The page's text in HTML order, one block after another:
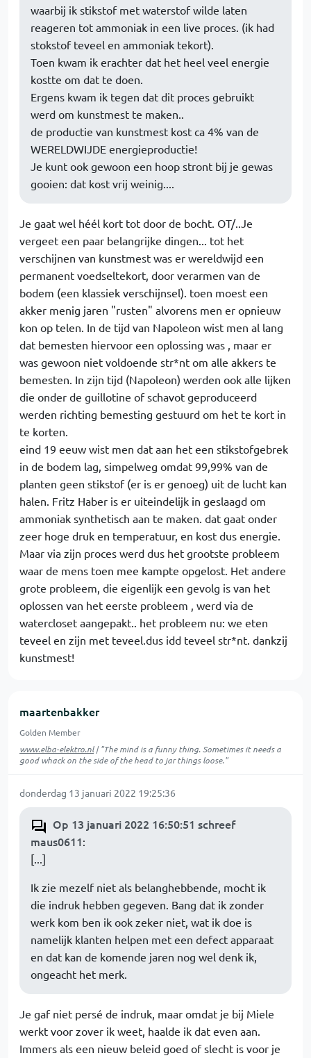
waarbij ik stikstof met waterstof wilde laten
reageren tot ammoniak in een live proces. (ik had
stokstof teveel en ammoniak tekort).
Toen kwam ik erachter dat het heel veel energie
kostte om dat te doen.
Ergens kwam ik tegen dat dit proces gebruikt
werd om kunstmest te maken..
de productie van kunstmest kost ca 4% van de
WERELDWIJDE energieproductie!
Je kunt ook gewoon een hoop stront bij je gewas
gooien: dat kost vrij weinig....
Je gaat wel héél kort tot door de bocht. OT/..Je
vergeet een paar belangrijke dingen... tot het
verschijnen van kunstmest was er wereldwijd een
permanent voedseltekort, door verarmen van de
bodem (een klassiek verschijnsel). toen moest een
akker menig jaren "rusten" alvorens men er opnieuw
kon op telen. In de tijd van Napoleon wist men al lang
dat bemesten hiervoor een oplossing was , maar er
was gewoon niet voldoende str*nt om alle akkers te
bemesten. In zijn tijd (Napoleon) werden ook alle lijken
die onder de guillotine of schavot geproduceerd
werden richting bemesting gestuurd om het te kort in
te korten.
eind 19 eeuw wist men dat aan het een stikstofgebrek
in de bodem lag, simpelweg omdat 99,99% van de
planten geen stikstof (er is er genoeg) uit de lucht kan
halen. Fritz Haber is er uiteindelijk in geslaagd om
ammoniak synthetisch aan te maken. dat gaat onder
zeer hoge druk en temperatuur, en kost dus energie.
Maar via zijn proces werd dus het grootste probleem
waar de mens toen mee kampte opgelost. Het andere
grote probleem, die eigenlijk een gevolg is van het
oplossen van het eerste probleem , werd via de
watercloset aangepakt.. het probleem nu: we eten
teveel en zijn met teveel.dus idd teveel str*nt. dankzij
kunstmest!
maartenbakker
Golden Member
www.elba-elektro.nl| "The mind is a funny thing. Sometimes it needs a
good whack on the side of the head to jar things loose."
donderdag 13 januari 2022 19:25:36
Op 13 januari 2022 16:50:51 schreef
maus0611:
[...]
Ik zie mezelf niet als belanghebbende, mocht ik
die indruk hebben gegeven. Bang dat ik zonder
werk kom ben ik ook zeker niet, wat ik doe is
namelijk klanten helpen met een defect apparaat
en dat kan de komende jaren nog wel denk ik,
ongeacht het merk.
Je gaf niet persé de indruk, maar omdat je bij Miele
werkt voor zover ik weet, haalde ik dat even aan.
Immers als een nieuw beleid goed of slecht is voor je